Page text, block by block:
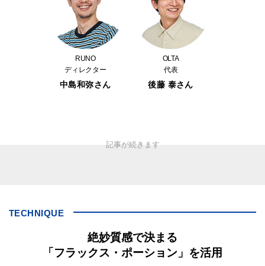
RUNO
ディレクター
中島和弥さん
OLTA
代表
後藤 泰さん
TECHNIQUE
絶妙質感で決まる
「フラックス・ポーション」を活用